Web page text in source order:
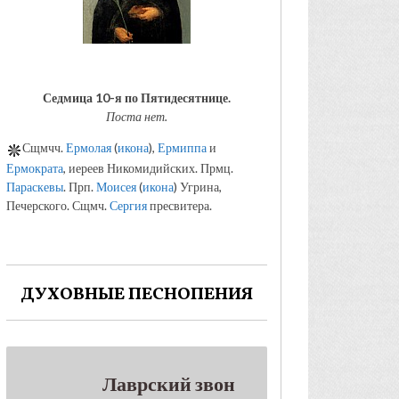
Седмица 10-я по Пятидесятнице.
Поста нет.
Сщмчч.Ермолая(икона), Ермиппаи
Ермократа, иереев Никомидийских. Прмц.
Параскевы. Прп.Моисея(икона) Угрина,
Печерского. Сщмч.Сергияпресвитера.
ДУХОВНЫЕ ПЕСНОПЕНИЯ
Лаврский звон